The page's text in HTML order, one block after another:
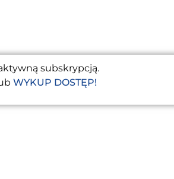
subskrypcją.
WYKUP DOSTĘP!